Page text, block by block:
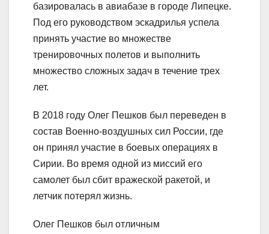
базировалась в авиабазе в городе Липецке.
Под его руководством эскадрилья успела
принять участие во множестве
тренировочных полетов и выполнить
множество сложных задач в течение трех
лет.
В 2018 году Олег Пешков был переведен в
состав Военно-воздушных сил России, где
он принял участие в боевых операциях в
Сирии. Во время одной из миссий его
самолет был сбит вражеской ракетой, и
летчик потерял жизнь.
Олег Пешков был отличным